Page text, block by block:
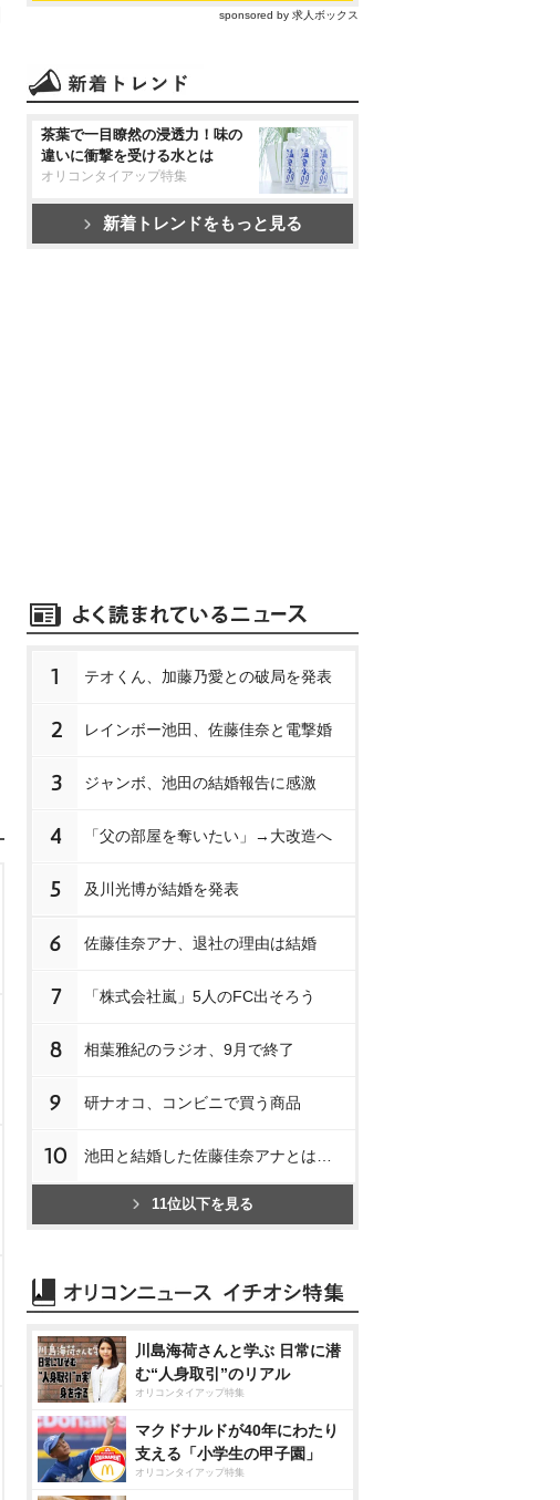
sponsored by 求人ボックス
茶葉で一目瞭然の浸透力！味の
違いに衝撃を受ける水とは
オリコンタイアップ特集
新着トレンドをもっと見る
1 テオくん、加藤乃愛との破局を発表
2 レインボー池田、佐藤佳奈と電撃婚
3 ジャンボ、池田の結婚報告に感激
4 「父の部屋を奪いたい」→大改造へ
5 及川光博が結婚を発表
6 佐藤佳奈アナ、退社の理由は結婚
7 「株式会社嵐」5人のFC出そろう
8 相葉雅紀のラジオ、9月で終了
9 研ナオコ、コンビニで買う商品
10 池田と結婚した佐藤佳奈アナとは…
11位以下を見る
川島海荷さんと学ぶ 日常に潜
む“人身取引”のリアル
オリコンタイアップ特集
マクドナルドが40年にわたり
支える「小学生の甲子園」
オリコンタイアップ特集